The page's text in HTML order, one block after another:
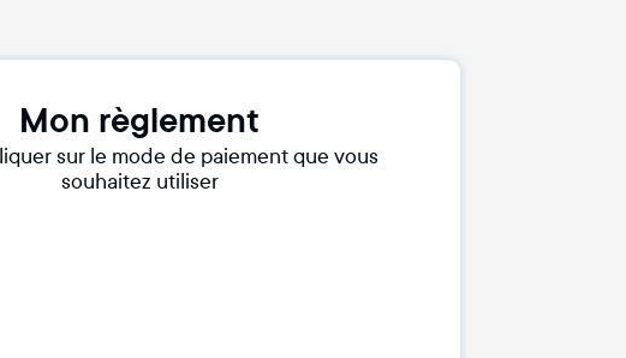
Mon règlement
sur le mode de paiement que vous
souhaitez utiliser